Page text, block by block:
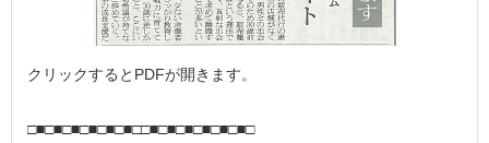
クリックするとPDFが開きます。
□■□■□■□■□■□■□□■□■□■□■□■□■□